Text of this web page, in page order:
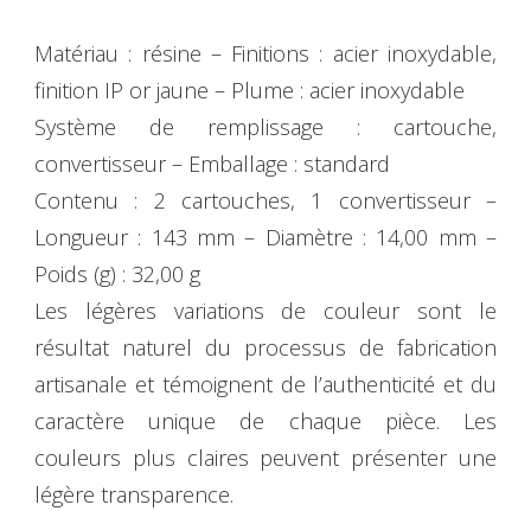
Matériau : résine – Finitions : acier inoxydable,
finition IP or jaune – Plume : acier inoxydable
Système de remplissage : cartouche,
convertisseur – Emballage : standard
Contenu : 2 cartouches, 1 convertisseur –
Longueur : 143 mm – Diamètre : 14,00 mm –
Poids (g) : 32,00 g
Les légères variations de couleur sont le
résultat naturel du processus de fabrication
artisanale et témoignent de l’authenticité et du
caractère unique de chaque pièce. Les
couleurs plus claires peuvent présenter une
légère transparence.